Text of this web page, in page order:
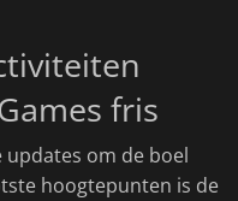
fris
om de boel
hoogtepunten is de